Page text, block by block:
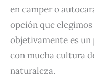
en camper o
opción que
objetivamente es
con mucha cultura
naturaleza.